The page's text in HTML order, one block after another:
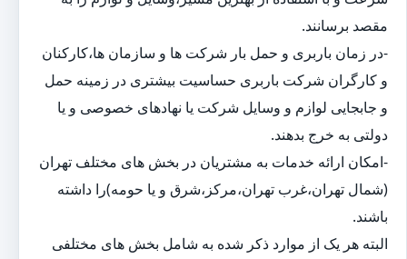
مقصد برسانند.
-در زمان باربری و حمل بار شرکت ها و سازمان ها،کارکنان
و کارگران شرکت باربری حساسیت بیشتری در زمینه حمل
و جابجایی لوازم و وسایل شرکت یا نهادهای خصوصی و یا
دولتی به خرج بدهند.
-امکان ارائه خدمات به مشتریان در بخش های مختلف تهران
(شمال تهران،غرب تهران،مرکز،شرق و یا حومه)را داشته
باشند.
البته هر یک از موارد ذکر شده به شامل بخش های مختلفی